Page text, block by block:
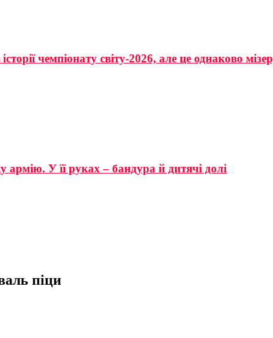
чемпіонату світу-2026, але це однаково
армію. У її руках – бандура й дитячі долі
піци